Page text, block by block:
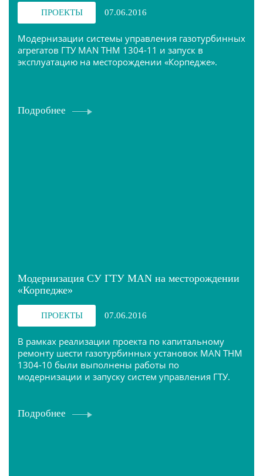
ПРОЕКТЫ 07.06.2016
Модернизации системы управления газотурбинных
агрегатов ГТУ MAN THM 1304-11 и запуск в
эксплуатацию на месторождении «Корпедже».
Подробнее
Модернизация СУ ГТУ MAN на месторождении
«Корпедже»
ПРОЕКТЫ 07.06.2016
В рамках реализации проекта по капитальному
ремонту шести газотурбинных установок MAN THM
1304-10 были выполнены работы по
модернизации и запуску систем управления ГТУ.
Подробнее